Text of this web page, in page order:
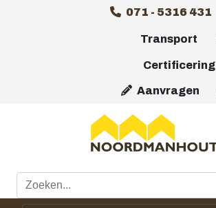
071 - 5316 431
Transport
Certificering
Aanvragen